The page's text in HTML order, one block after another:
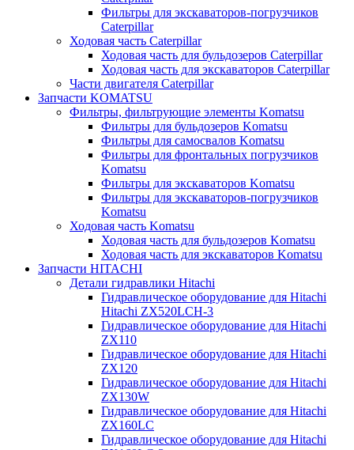
Фильтры для экскаваторов-погрузчиков
Caterpillar
Ходовая часть Caterpillar
Ходовая часть для бульдозеров Caterpillar
Ходовая часть для экскаваторов Caterpillar
Части двигателя Caterpillar
Запчасти KOMATSU
Фильтры, фильтрующие элементы Komatsu
Фильтры для бульдозеров Komatsu
Фильтры для самосвалов Komatsu
Фильтры для фронтальных погрузчиков
Komatsu
Фильтры для экскаваторов Komatsu
Фильтры для экскаваторов-погрузчиков
Komatsu
Ходовая часть Komatsu
Ходовая часть для бульдозеров Komatsu
Ходовая часть для экскаваторов Komatsu
Запчасти HITACHI
Детали гидравлики Hitachi
Гидравлическое оборудование для Hitachi
Hitachi ZX520LCH-3
Гидравлическое оборудование для Hitachi
ZX110
Гидравлическое оборудование для Hitachi
ZX120
Гидравлическое оборудование для Hitachi
ZX130W
Гидравлическое оборудование для Hitachi
ZX160LC
Гидравлическое оборудование для Hitachi